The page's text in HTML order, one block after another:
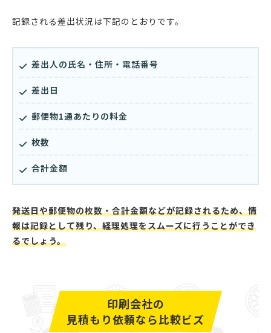
記録される差出状況は下記のとおりです。
差出人の氏名・住所・電話番号
差出日
郵便物1通あたりの料金
枚数
合計金額
発送日や郵便物の枚数・合計金額などが記録されるため、情
報は記録として残り、経理処理をスムーズに行うことができ
るでしょう。
印刷会社の
見積もり依頼なら比較ビズ